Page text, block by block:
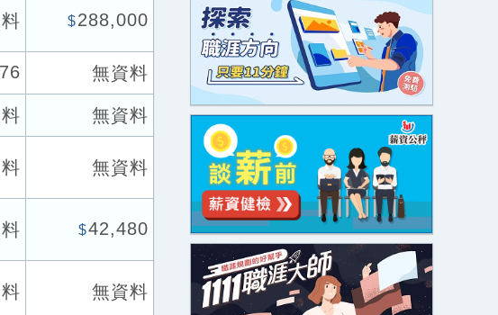
$288,000
無資料
無資料
無資料
$42,480
無資料